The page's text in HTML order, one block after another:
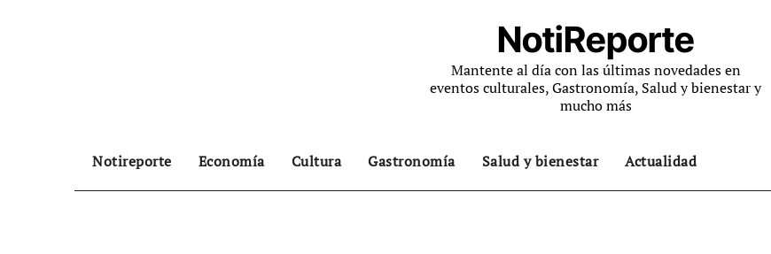
NotiReporte
Mantente al día con las últimas novedades en
eventos culturales, Gastronomía, Salud y bienestar y
mucho más
Notireporte Economía Cultura Gastronomía Salud y bienestar Actualidad